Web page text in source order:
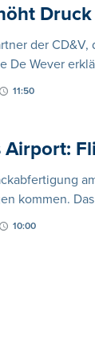
der
De Wever
11:50
Airport:
kommen.
10:00